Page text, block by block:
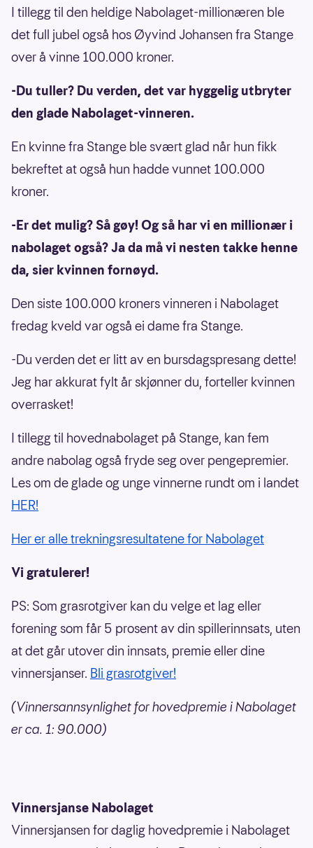
I tillegg til den heldige Nabolaget-millionæren ble
det full jubel også hos Øyvind Johansen fra Stange
over å vinne 100.000 kroner.
-Du tuller? Du verden, det var hyggelig utbryter
den glade Nabolaget-vinneren.
En kvinne fra Stange ble svært glad når hun fikk
bekreftet at også hun hadde vunnet 100.000
kroner.
-Er det mulig? Så gøy! Og så har vi en millionær i
nabolaget også? Ja da må vi nesten takke henne
da, sier kvinnen fornøyd.
Den siste 100.000 kroners vinneren i Nabolaget
fredag kveld var også ei dame fra Stange.
-Du verden det er litt av en bursdagspresang dette!
Jeg har akkurat fylt år skjønner du, forteller kvinnen
overrasket!
I tillegg til hovednabolaget på Stange, kan fem
andre nabolag også fryde seg over pengepremier.
Les om de glade og unge vinnerne rundt om i landet
HER!
Her er alle trekningsresultatene for Nabolaget
Vi gratulerer!
PS: Som grasrotgiver kan du velge et lag eller
forening som får 5 prosent av din spillerinnsats, uten
at det går utover din innsats, premie eller dine
vinnersjanser. Bli grasrotgiver!
(Vinnersannsynlighet for hovedpremie i Nabolaget
er ca. 1: 90.000)
Vinnersjanse Nabolaget
Vinnersjansen for daglig hovedpremie i Nabolaget